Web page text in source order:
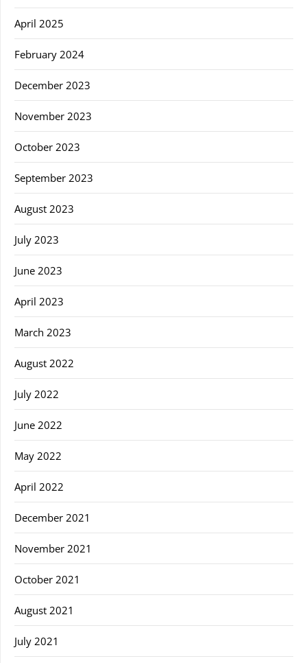
April 2025
February 2024
December 2023
November 2023
October 2023
September 2023
August 2023
July 2023
June 2023
April 2023
March 2023
August 2022
July 2022
June 2022
May 2022
April 2022
December 2021
November 2021
October 2021
August 2021
July 2021